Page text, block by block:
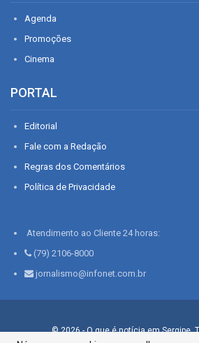
Agenda
Promoções
Cinema
PORTAL
Editorial
Fale com a Redação
Regras dos Comentários
Política de Privacidade
Atendimento ao Cliente 24 horas:
(79) 2106-8000
jornalismo@infonet.com.br
© 2026 - O que é notícia em Sergipe.